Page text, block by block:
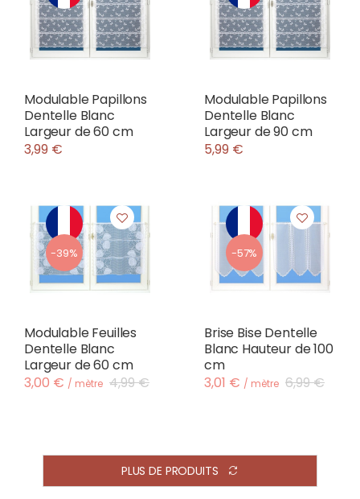
Modulable Papillons
Dentelle Blanc
Largeur de 60 cm
3,99 €
Modulable Papillons
Dentelle Blanc
Largeur de 90 cm
5,99 €
-39%
Modulable Feuilles
Dentelle Blanc
Largeur de 60 cm
3,00 € / mètre 4,99 €
-57%
Brise Bise Dentelle
Blanc Hauteur de 100
cm
3,01 € / mètre 6,99 €
PLUS DE PRODUITS